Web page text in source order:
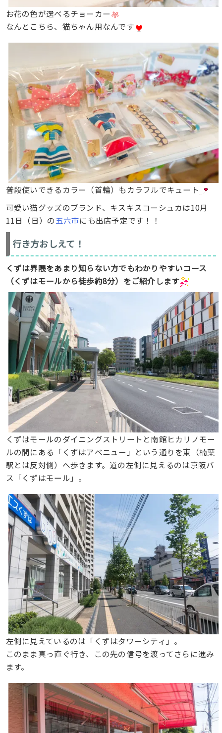
お花の色が選べるチョーカー
なんとこちら、猫ちゃん用なんです
普段使いできるカラー（首輪）もカラフルでキュート
可愛い猫グッズのブランド、キスキスコーシュカは10月
11日（日）の 五六市にも出店予定です！！
行き方おしえて！
くずは界隈をあまり知らない方でもわかりやすいコース
（くずはモールから徒歩約8分）をご紹介します
くずはモールのダイニングストリートと南館ヒカリノモー
ルの間にある「くずはアベニュー」という通りを東（楠葉
駅とは反対側）へ歩きます。道の左側に見えるのは京阪バ
ス「くずはモール」。
左側に見えているのは「くずはタワーシティ」。
このまま真っ直ぐ行き、この先の信号を渡ってさらに進み
ます。